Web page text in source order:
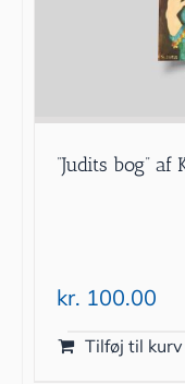
”Judits bog”
kr. 100.00
Tilføj til kurv